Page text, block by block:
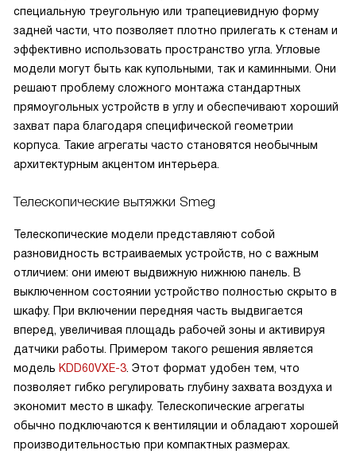
специальную треугольную или трапециевидную форму
задней части, что позволяет плотно прилегать к стенам и
эффективно использовать пространство угла. Угловые
модели могут быть как купольными, так и каминными. Они
решают проблему сложного монтажа стандартных
прямоугольных устройств в углу и обеспечивают хороший
захват пара благодаря специфической геометрии
корпуса. Такие агрегаты часто становятся необычным
архитектурным акцентом интерьера.
Телескопические вытяжки Smeg
Телескопические модели представляют собой
разновидность встраиваемых устройств, но с важным
отличием: они имеют выдвижную нижнюю панель. В
выключенном состоянии устройство полностью скрыто в
шкафу. При включении передняя часть выдвигается
вперед, увеличивая площадь рабочей зоны и активируя
датчики работы. Примером такого решения является
модель KDD60VXE-3 . Этот формат удобен тем, что
позволяет гибко регулировать глубину захвата воздуха и
экономит место в шкафу. Телескопические агрегаты
обычно подключаются к вентиляции и обладают хорошей
производительностью при компактных размерах.